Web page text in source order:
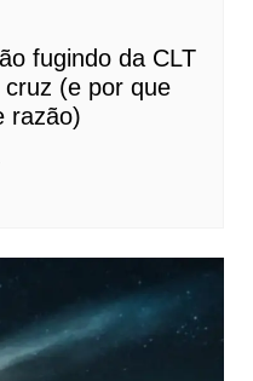
fugindo da CLT
(e por que
razão)